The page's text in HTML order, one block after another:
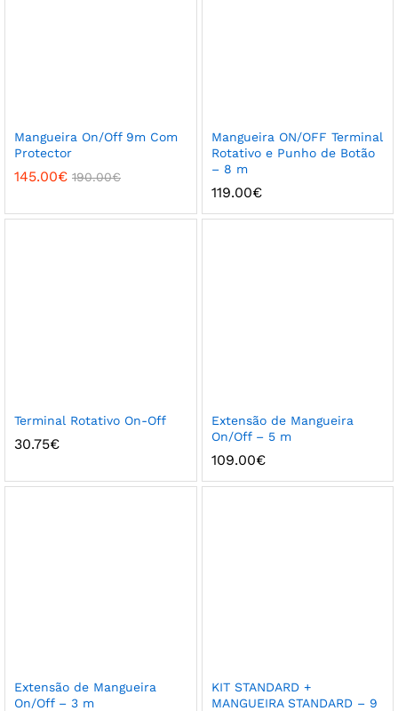
Mangueira On/Off 9m Com
Protector
145.00€ 190.00€
Mangueira ON/OFF Terminal
Rotativo e Punho de Botão
– 8 m
119.00€
Terminal Rotativo On-Off
30.75€
Extensão de Mangueira
On/Off – 5 m
109.00€
Extensão de Mangueira
On/Off – 3 m
KIT STANDARD +
MANGUEIRA STANDARD – 9